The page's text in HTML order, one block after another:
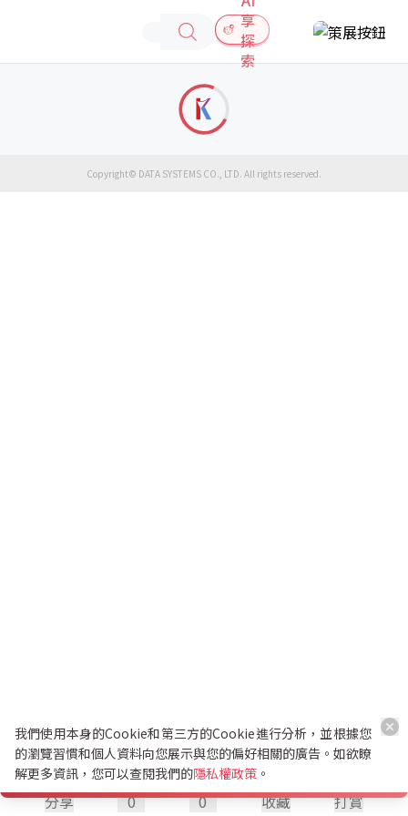
享
探
索
分享 0 0 收藏 打賞
Copyright© DATA SYSTEMS CO., LTD. All rights reserved.
我們使用本身的Cookie和第三方的Cookie進行分析，並根據您
的瀏覽習慣和個人資料向您展示與您的偏好相關的廣告。如欲瞭
解更多資訊，您可以查閱我們的隱私權政策 。